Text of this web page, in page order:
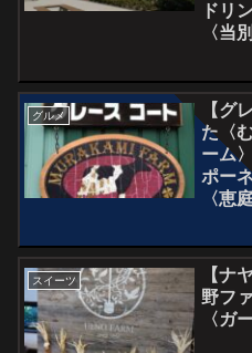
ドリ
〈当
グルメ
【グ
た〈
ーム
ポー
〈恵
スイーツ
【ナ
野フ
〈ガ